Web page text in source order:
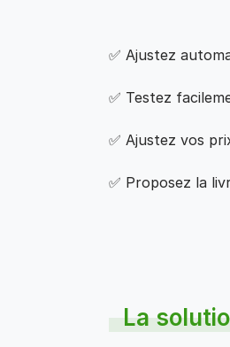
✅ Ajustez
✅ Testez
✅ Ajustez vos
✅ Proposez la
La